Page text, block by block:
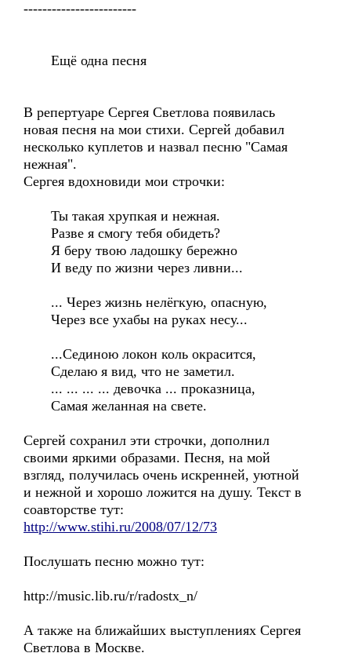
------------------------
Ещё одна песня
В репертуаре Сергея Светлова появилась
новая песня на мои стихи. Сергей добавил
несколько куплетов и назвал песню "Самая
нежная".
Сергея вдохновиди мои строчки:
Ты такая хрупкая и нежная.
Разве я смогу тебя обидеть?
Я беру твою ладошку бережно
И веду по жизни через ливни...
... Через жизнь нелёгкую, опасную,
Через все ухабы на руках несу...
...Сединою локон коль окрасится,
Сделаю я вид, что не заметил.
... ... ... ... девочка ... проказница,
Самая желанная на свете.
Сергей сохранил эти строчки, дополнил
своими яркими образами. Песня, на мой
взгляд, получилась очень искренней, уютной
и нежной и хорошо ложится на душу. Текст в
соавторстве тут:
http://www.stihi.ru/2008/07/12/73
Послушать песню можно тут:
http://music.lib.ru/r/radostx_n/
А также на ближайших выступлениях Сергея
Светлова в Москве.